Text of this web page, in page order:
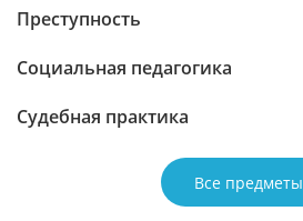
Преступность
Социальная педагогика
Судебная практика
Все предметы